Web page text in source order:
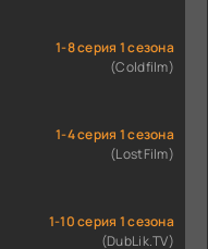
1-8 серия 1 сезона
(Coldfilm)
1-4 серия 1 сезона
(LostFilm)
1-10 серия 1 сезона
(DubLik.TV)